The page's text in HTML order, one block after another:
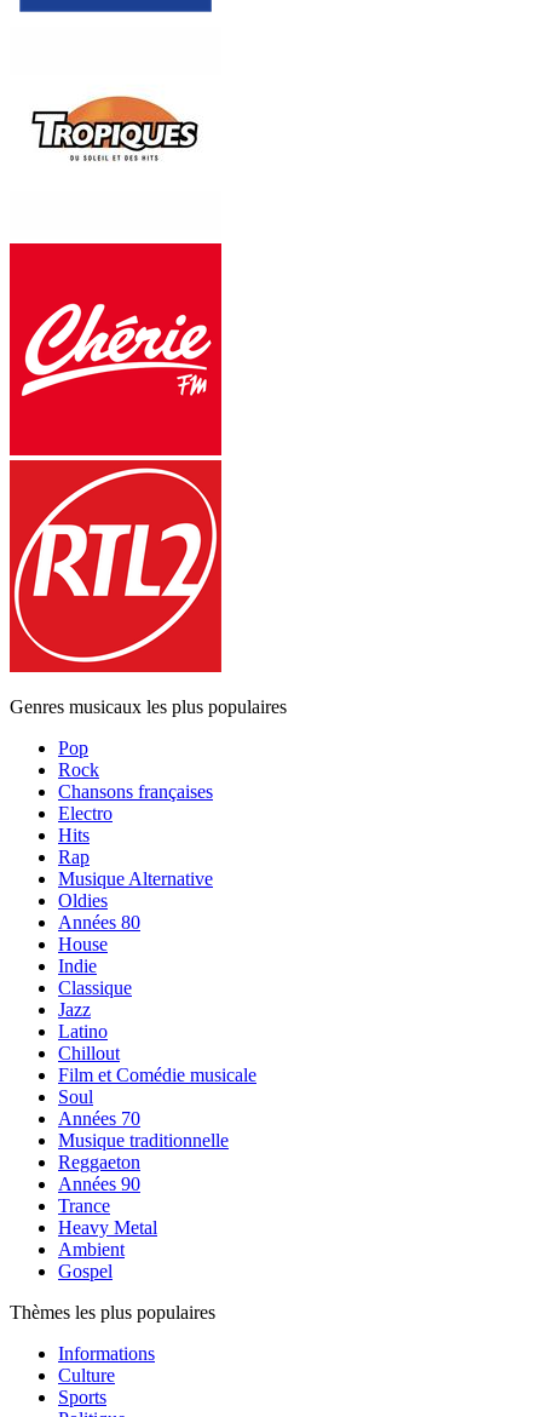
Genres musicaux les plus populaires
Pop
Rock
Chansons françaises
Electro
Hits
Rap
Musique Alternative
Oldies
Années 80
House
Indie
Classique
Jazz
Latino
Chillout
Film et Comédie musicale
Soul
Années 70
Musique traditionnelle
Reggaeton
Années 90
Trance
Heavy Metal
Ambient
Gospel
Thèmes les plus populaires
Informations
Culture
Sports